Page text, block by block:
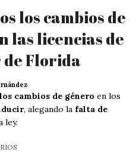
los cambios de
las licencias de
Florida
cambios de género en los
, alegando la falta de
ley.